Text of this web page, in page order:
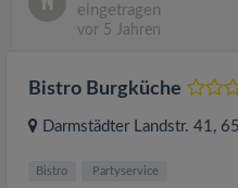
eingetragen
vor 5 Jahren
Bistro Burgküche
Darmstädter Landstr. 41 ,
Bistro Partyservice